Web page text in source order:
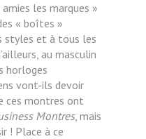
les marques »
« boîtes »
styles et à tous les
au masculin
horloges
vont-ils devoir
ces montres ont
Montres, mais
! Place à ce